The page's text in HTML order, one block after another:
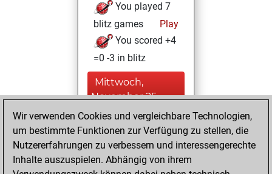
You played 7
blitz games
Play
You scored +4
=0 -3 in blitz
Mittwoch,
November 25,
2020
You created
your Fritz account
Fritz
Wir verwenden Cookies und vergleichbare Technologien,
um bestimmte Funktionen zur Verfügung zu stellen, die
Nutzererfahrungen zu verbessern und interessengerechte
Inhalte auszuspielen. Abhängig von ihrem